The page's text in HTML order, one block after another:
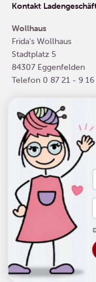
Kontakt
Wollhaus
Frida's Wollhaus
Stadtplatz 5
84307 Eggenfelden
Telefon 0 87 21 - 9
Deutschland (EUR €)
© 2026, Frida's Wollhaus.
Widerrufsrecht
Kontaktinformationen